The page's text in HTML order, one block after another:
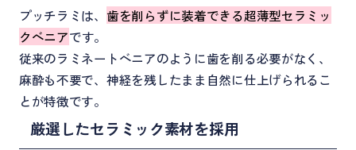
プッチラミは、 歯を削らずに装着できる超薄型セラミッ
クベニアです。
従来のラミネートベニアのように歯を削る必要がなく、
麻酔も不要で、神経を残したまま自然に仕上げられるこ
とが特徴です。
厳選したセラミック素材を採用